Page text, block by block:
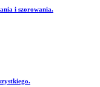
i szorowania.